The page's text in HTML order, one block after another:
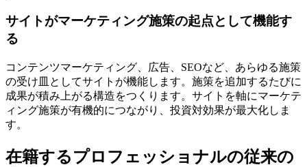
サイトがマーケティング施策の起点として機能す
る
コンテンツマーケティング、広告、SEOなど、あらゆる施策
の受け皿としてサイトが機能します。施策を追加するたびに
成果が積み上がる構造をつくります。サイトを軸にマーケテ
ィング施策が有機的につながり、投資対効果が最大化しま
す。
在籍するプロフェッショナルの従来の